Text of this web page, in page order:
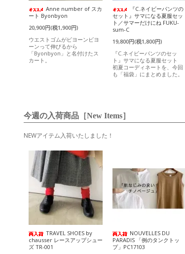
Anne number of スカ
ート Byonbyon
20,900円(税1,900円)
ウエストゴムがビヨーンビヨ
ーンって伸びるから
「Byonbyon」と名付けたス
カート。
『C.ネイビーパンツの
セット』サマになる夏服セッ
ト／サマーだけにね FUKU-
sum-C
19,800円(税1,800円)
『C.ネイビーパンツのセッ
ト』サマになる夏服セット
初夏コーディネートを、今回
も「福袋」にまとめました。
今週の入荷商品［New Items］
NEWアイテム入荷いたしました！
TRAVEL SHOES by
chausser レースアップシュー
ズ TR-001
NOUVELLES DU
PARADIS 「例のタンクトッ
プ」PC17103